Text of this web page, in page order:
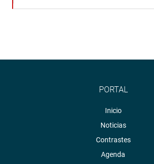
PORTAL
Inicio
Noticias
Contrastes
Agenda